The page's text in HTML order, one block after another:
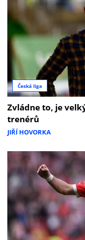
Česká liga
Zvládne to, je
trenérů
JIŘÍ HOVORKA